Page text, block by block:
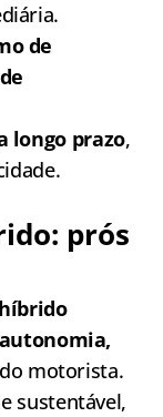
de
longo prazo,
prós
motorista.
sustentável,